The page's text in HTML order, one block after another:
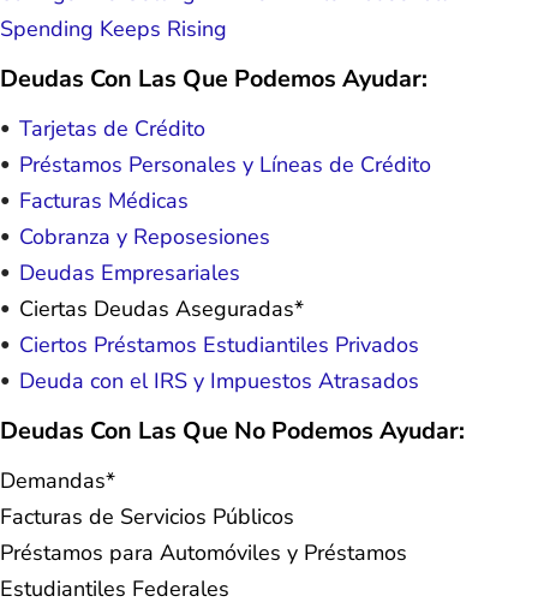
Spending Keeps Rising
Deudas Con Las Que Podemos Ayudar:
Tarjetas de Crédito
Préstamos Personales y Líneas de Crédito
Facturas Médicas
Cobranza y Reposesiones
Deudas Empresariales
Ciertas Deudas Aseguradas*
Ciertos Préstamos Estudiantiles Privados
Deuda con el IRS y Impuestos Atrasados
Deudas Con Las Que No Podemos Ayudar:
Demandas*
Facturas de Servicios Públicos
Préstamos para Automóviles y Préstamos
Estudiantiles Federales